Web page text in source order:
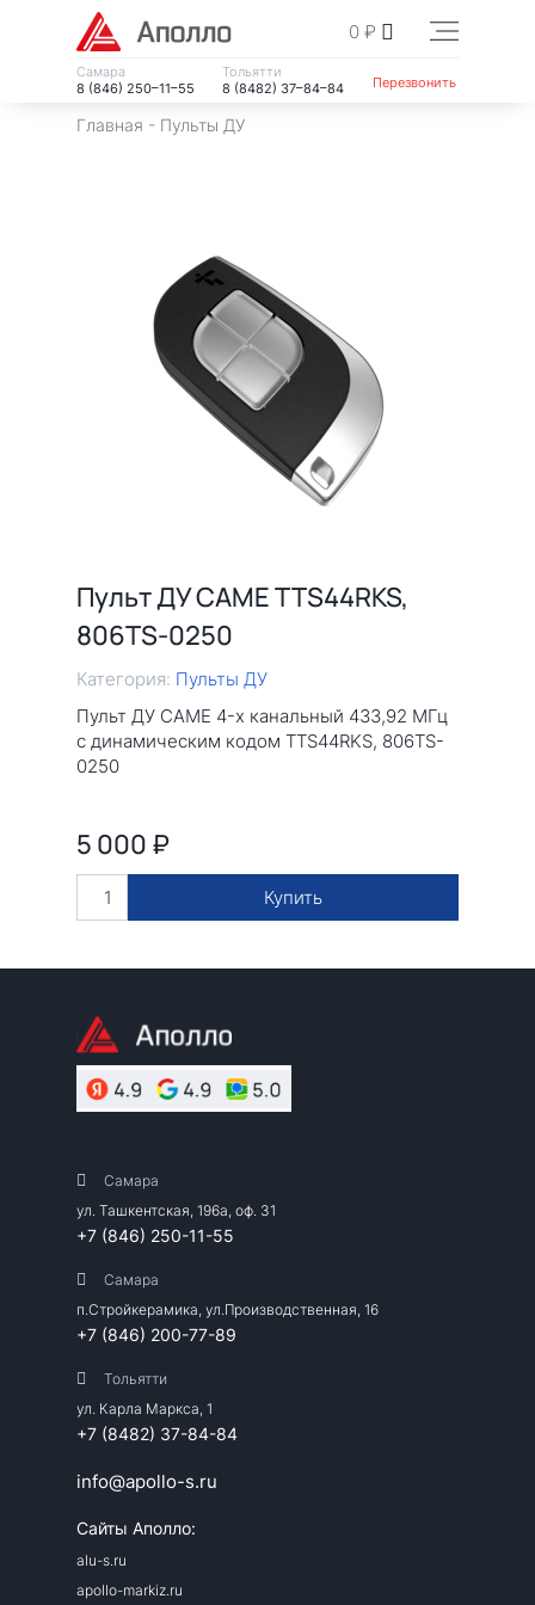
Самара
8 (846) 250–11–55
Тольятти
8 (8482) 37–84–84
0 ₽
Перезвонить
Главная - Пульты ДУ
Пульт ДУ CAME TTS44RKS,
806TS-0250
Категория: Пульты ДУ
Пульт ДУ CAME 4-х канальный 433,92 МГц
с динамическим кодом TTS44RKS, 806TS-
0250
5 000 ₽
Купить
Самара
ул. Ташкентская, 196а, оф. 31
+7 (846) 250-11-55
Самара
п.Стройкерамика, ул.Производственная, 16
+7 (846) 200-77-89
Тольятти
ул. Карла Маркса, 1
+7 (8482) 37-84-84
info@apollo-s.ru
Сайты Аполло:
alu-s.ru
apollo-markiz.ru